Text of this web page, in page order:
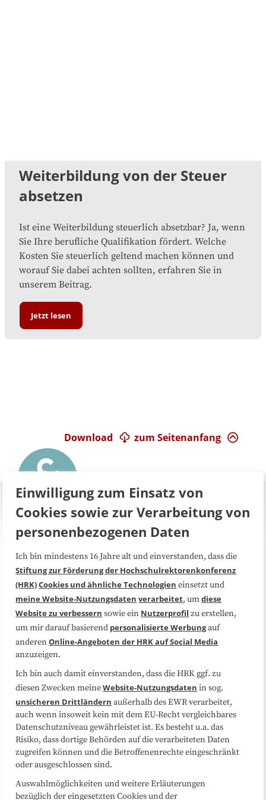
Weiterbildung von der Steuer
absetzen
Ist eine Weiterbildung steuerlich absetzbar? Ja, wenn
Sie Ihre berufliche Qualifikation fördert. Welche
Kosten Sie steuerlich geltend machen können und
worauf Sie dabei achten sollten, erfahren Sie in
unserem Beitrag.
Jetzt lesen
zum Seitenanfang
Download
Über uns FAQ
Medienarbeit Kooperationen
Datenschutzerklärung Impressum
Sitemap
Folgen Sie uns
Einwilligung zum Einsatz von
Cookies sowie zur Verarbeitung von
personenbezogenen Daten
Ich bin mindestens 16 Jahre alt und einverstanden, dass die
Stiftung zur Förderung der Hochschulrektorenkonferenz
(HRK)Cookies und ähnliche Technologien einsetzt und
meine Website-Nutzungsdaten verarbeitet, umdiese
Website zu verbessern sowie ein Nutzerprofil zu erstellen,
um mir darauf basierend personalisierte Werbungauf
anderenOnline-Angeboten der HRK auf Social Media
anzuzeigen.
Ich bin auch damit einverstanden, dass die HRK ggf. zu
diesen Zwecken meineWebsite-Nutzungsdaten in sog.
unsicheren Drittländern außerhalb des EWR verarbeitet,
auch wenn insoweit kein mit dem EU-Recht vergleichbares
Datenschutzniveau gewährleistet ist. Es besteht u.a. das
Risiko, dass dortige Behörden auf die verarbeiteten Daten
zugreifen können und die Betroffenenrechte eingeschränkt
oder ausgeschlossen sind.
Auswahlmöglichkeiten und weitere Erläuterungen
bezüglich der eingesetzten Cookies und der